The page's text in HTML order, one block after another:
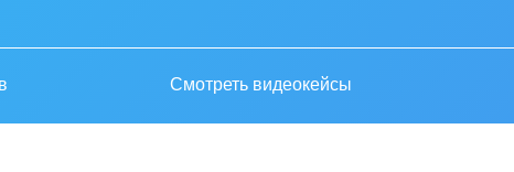
Смотреть видеокейсы